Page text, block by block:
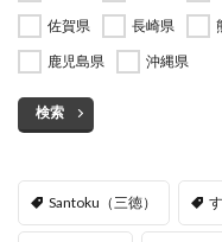
佐賀県
長崎県
鹿児島県
沖縄県
検索
Santoku（三徳）